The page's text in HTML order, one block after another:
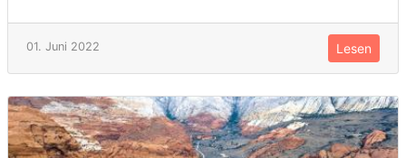
01. Juni 2022 Lesen